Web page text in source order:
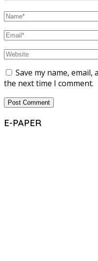
Save my name,
the next time I comment.
E-PAPER